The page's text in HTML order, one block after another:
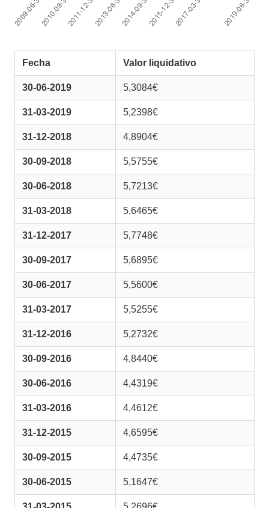
Fecha Valor liquidativo
30-06-2019 5,3084€
31-03-2019 5,2398€
31-12-2018 4,8904€
30-09-2018 5,5755€
30-06-2018 5,7213€
31-03-2018 5,6465€
31-12-2017 5,7748€
30-09-2017 5,6895€
30-06-2017 5,5600€
31-03-2017 5,5255€
31-12-2016 5,2732€
30-09-2016 4,8440€
30-06-2016 4,4319€
31-03-2016 4,4612€
31-12-2015 4,6595€
30-09-2015 4,4735€
30-06-2015 5,1647€